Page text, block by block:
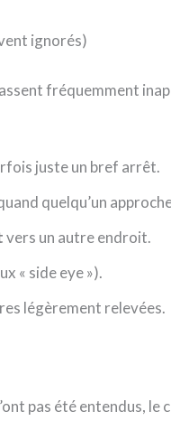
ignorés)
fréquemment
juste un bref arrêt.
quelqu’un
vers un autre endroit.
« side eye »).
légèrement relevées.
pas été entendus,